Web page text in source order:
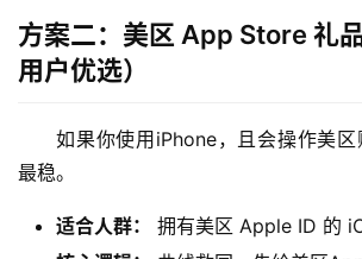
方案二：美区 App Store 礼
用户优选）
如果你使用iPhone，且会操作美
最稳。
适合人群：
拥有美区 Apple ID 的